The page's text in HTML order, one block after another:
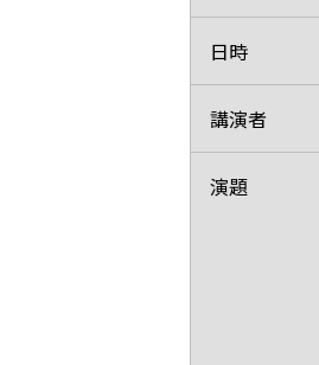
日時
講演者
演題